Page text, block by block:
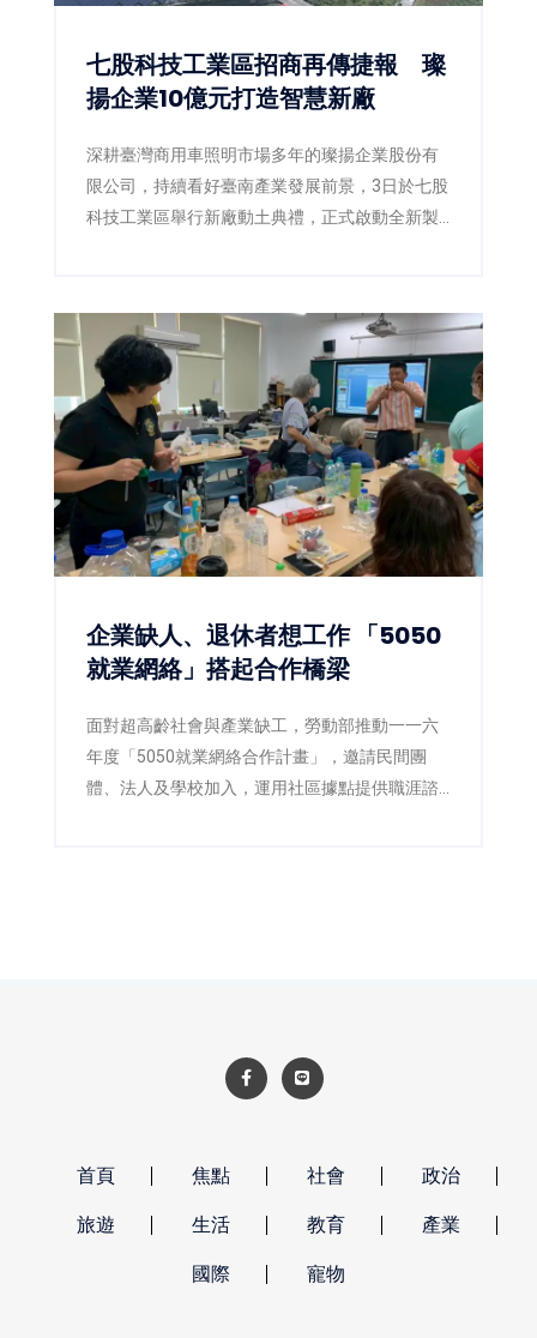
七股科技工業區招商再傳捷報 璨
揚企業10億元打造智慧新廠
深耕臺灣商用車照明市場多年的璨揚企業股份有
限公司，持續看好臺南產業發展前景，3日於七股
科技工業區舉行新廠動土典禮，正式啟動全新製
造50個在地就業機會，不僅展現企業擴大全球布
局的決心，也為臺南沿海產業發展再添新動能。
企業缺人、退休者想工作 「5050
就業網絡」搭起合作橋梁
面對超高齡社會與產業缺工，勞動部推動一一六
年度「5050就業網絡合作計畫」，邀請民間團
體、法人及學校加入，運用社區據點提供職涯諮
首頁 焦點 社會 政治
旅遊 生活 教育 產業
國際 寵物